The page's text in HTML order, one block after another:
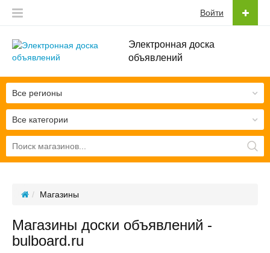
Электронная доска
объявлений
Войти
Все категории
Все регионы
Магазины
Магазины доски объявлений -
bulboard.ru